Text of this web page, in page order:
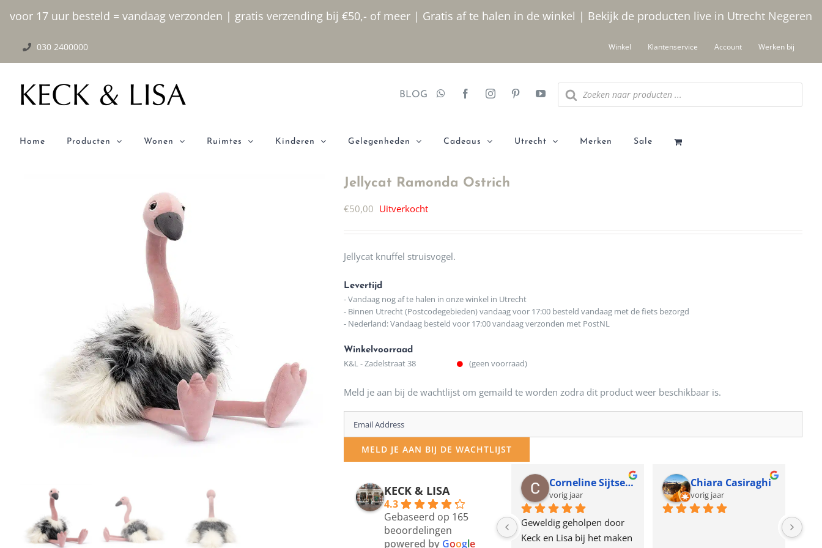
voor 17 uur besteld = vandaag verzonden | gratis verzending bij €50,- of meer | Gratis af te halen in de winkel | Bekijk de producten live in Utrecht Negeren
inhoud
030 2400000 Winkel Klantenservice Account Werken bij
BLOG
Producten
zoeken
Home Producten Wonen Ruimtes Kinderen Gelegenheden Cadeaus Utrecht Merken Sale
Jellycat Ramonda Ostrich
€50,00 Uitverkocht
Jellycat knuffel struisvogel.
Levertijd
- Vandaag nog af te halen in onze winkel in Utrecht
- Binnen Utrecht (Postcodegebieden) vandaag voor 17:00 besteld vandaag met de fiets bezorgd
- Nederland: Vandaag besteld voor 17:00 vandaag verzonden met PostNL
Winkelvoorraad
K&L - Zadelstraat 38 (geen voorraad)
Meld je aan bij de wachtlijst om gemaild te worden zodra dit product weer beschikbaar is.
Enter
your
email
MELD JE AAN BIJ DE WACHTLIJST
KECK & LISA
4.3
Gebaseerd op 165
beoordelingen
powered by Google
12 maanden geleden
Waarom in hemelsnaam
de woonwinkel op de
Corneline Sijtsema
vorig jaar
Geweldig geholpen door
Keck en Lisa bij het maken
Chiara Casiraghi
vorig jaar